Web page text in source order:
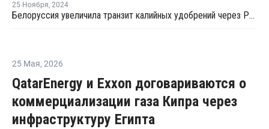
25 Ноября, 2024
Белоруссия увеличила транзит калийных удобрений через РФ на 15%
25 Мая, 2026
QatarEnergy и Exxon договариваются о
коммерциализации газа Кипра через
инфраструктуру Египта